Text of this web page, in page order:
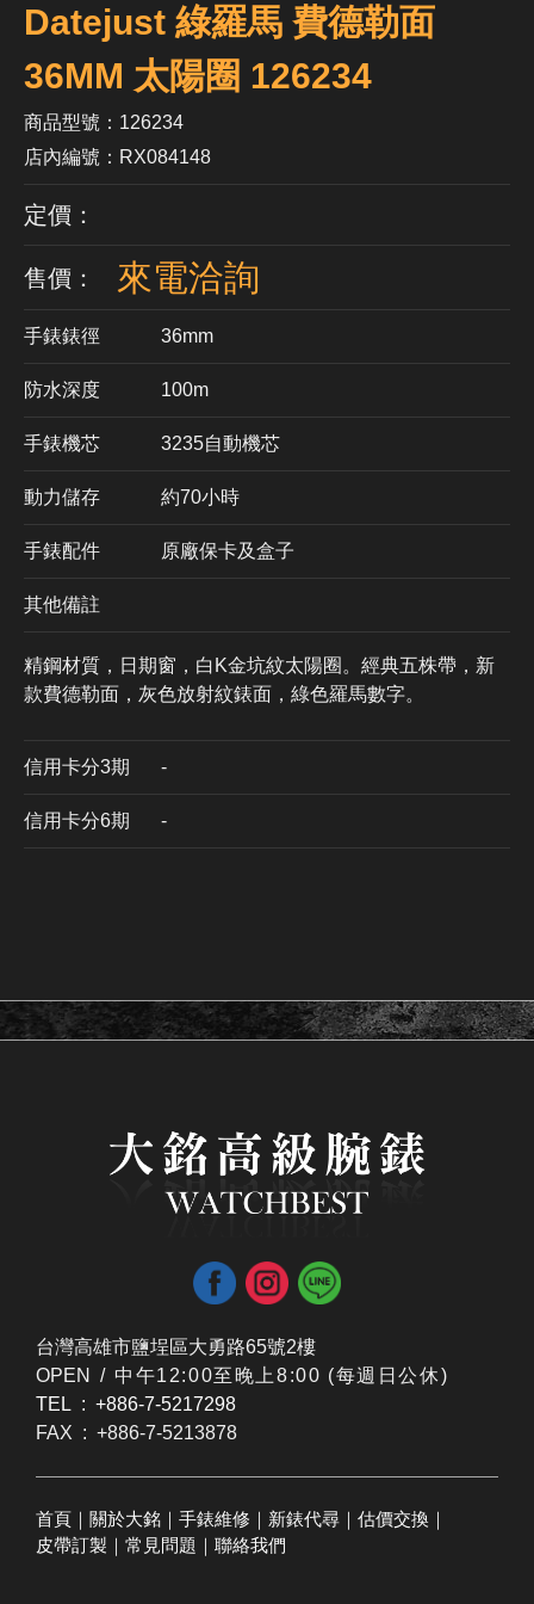
Datejust 綠羅馬 費德勒面
36MM 太陽圈 126234
商品型號：126234
店內編號：RX084148
定價：
售價： 來電洽詢
手錶錶徑 36mm
防水深度 100m
手錶機芯 ​3235自動機芯
動力儲存 約70小時
手錶配件 原廠保卡及盒子
其他備註
精鋼材質，日期窗，白K金坑紋太陽圈。經典五株帶，新
款費德勒面，灰色放射紋錶面，綠色羅馬數字。
信用卡分3期 ​-
信用卡分6期 -
台灣高雄市鹽埕區大勇路65號2樓
OPEN / ​中午12:00至晚上8:00 (每週日公休)
TEL : +886-7-5217298
FAX : +886-7-5213878
首頁 ｜ 關於大銘 ｜ 手錶維修 ｜ 新錶代尋 ｜ 估價交換 ｜
皮帶訂製 ｜ 常見問題 ｜ 聯絡我們